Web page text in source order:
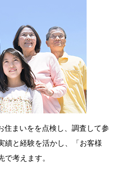
まいをを点検し、調査して参
績と経験を活かし、「お客様
考えます。